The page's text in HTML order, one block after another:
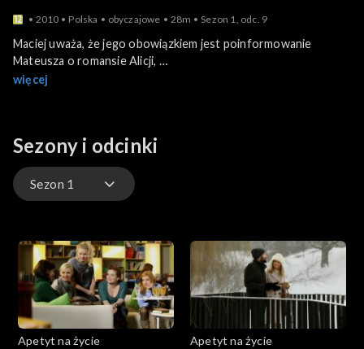
2010 Polska obyczajowe 28m Sezon 1, odc. 9
Maciej uważa, że jego obowiązkiem jest poinformowanie
Mateusza o romansie Alicji,
ale Anna prosi, by tego nie robił.
Julią i Szczepanem dochodzi do scysji. Dziewczyna zaczyna
coraz bardziej sceptycznie podchodzić do ich związku. Czy
postawi ukochanemu ostateczne ultimatum?
więcej
Sezony i odcinki
Sezon 1
Apetyt na życie
Apetyt na życie